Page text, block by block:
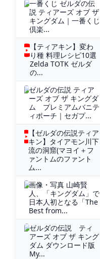
一番くじ ゼルダの伝
説 ティアーズ オブ ザ
キングダム｜一番くじ
倶楽...
【ティアキン】変わ
り種 料理レシピ10選
Zelda TOTK ゼルダ
の...
ゼルダの伝説 ティア
ーズ オブ ザ キングダ
ム プレミアムバニテ
ィポーチ｜セガプ...
【ゼルダの伝説ティア
キン】タイアモン川下
流の洞窟(マヨイ＋フ
ァントムのファント
ム...
画像・写真 山崎賢
人、「キングダム」で
日本人初となる「The
Best from...
ゼルダの伝説 ティ
アーズ オブ ザ キング
ダム ダウンロード版
My...